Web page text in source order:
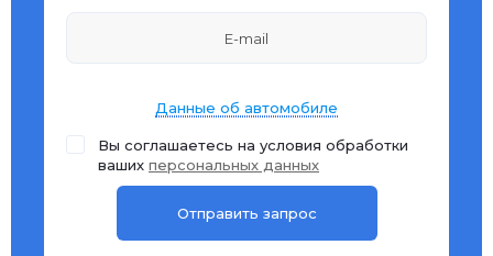
Данные об автомобиле
Вы соглашаетесь на условия обработки
ваших персональных данных